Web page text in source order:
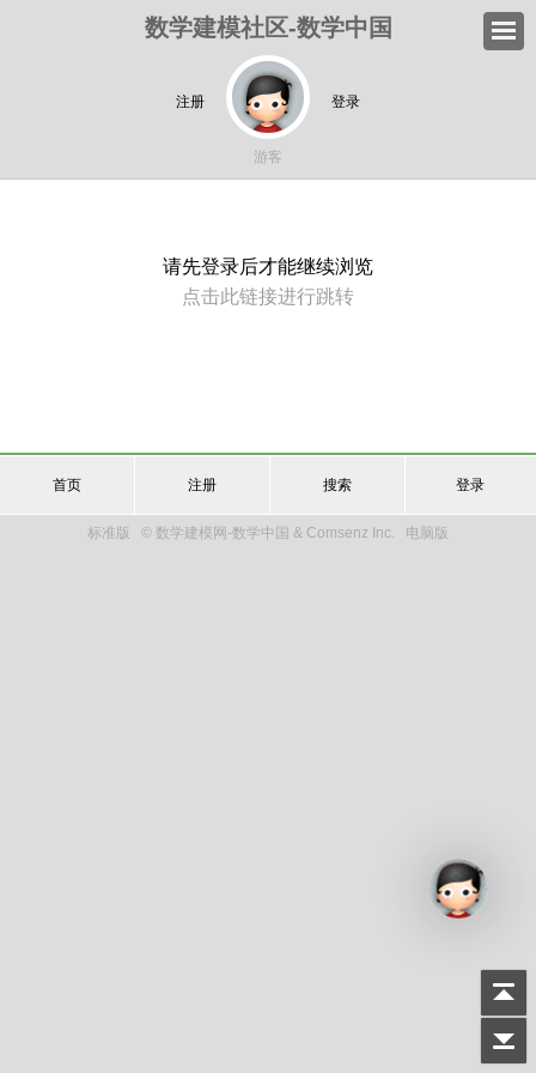
数学建模社区-数学中国
注册 登录
游客
请先登录后才能继续浏览
点击此链接进行跳转
首页 注册 搜索 登录
标准版 © 数学建模网-数学中国 & Comsenz Inc. 电脑版